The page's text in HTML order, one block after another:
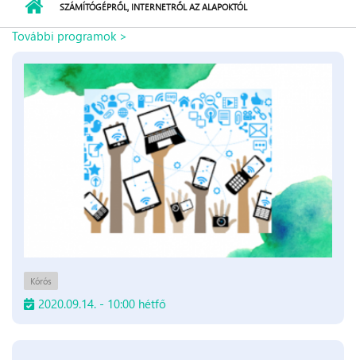
SZÁMÍTÓGÉPRŐL, INTERNETRŐL AZ ALAPOKTÓL
További programok >
Kórós
2020.09.14. - 10:00 hétfő